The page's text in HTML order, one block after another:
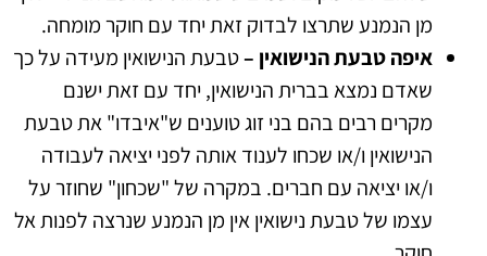
מן הנמנע שתרצו לבדוק זאת יחד עם חוקר מומחה.
איפה טבעת הנישואין –טבעת הנישואין מעידה על כך
שאדם נמצא בברית הנישואין, יחד עם זאת ישנם
מקרים רבים בהם בני זוג טוענים ש"איבדו" את טבעת
הנישואין ו/או שכחו לענוד אותה לפני יציאה לעבודה
ו/או יציאה עם חברים. במקרה של "שכחון" שחוזר על
עצמו של טבעת נישואין אין מן הנמנע שנרצה לפנות אל